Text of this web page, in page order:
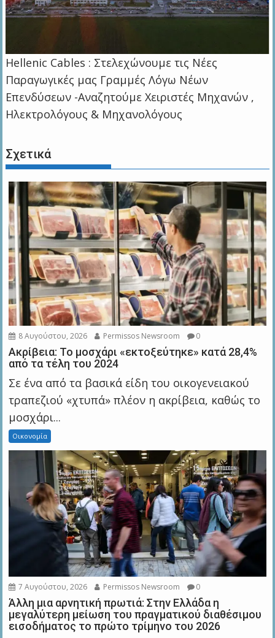
Hellenic Cables : Στελεχώνουμε τις Νέες
Παραγωγικές μας Γραμμές Λόγω Νέων
Επενδύσεων -Αναζητούμε Χειριστές Μηχανών ,
Ηλεκτρολόγους & Μηχανολόγους
Σχετικά
8 Αυγούστου, 2026 Permissos Newsroom 0
Ακρίβεια: Το μοσχάρι «εκτοξεύτηκε» κατά 28,4%
από τα τέλη του 2024
Σε ένα από τα βασικά είδη του οικογενειακού
τραπεζιού «χτυπά» πλέον η ακρίβεια, καθώς το
μοσχάρι...
Οικονομία
7 Αυγούστου, 2026 Permissos Newsroom 0
Άλλη μια αρνητική πρωτιά: Στην Ελλάδα η
μεγαλύτερη μείωση του πραγματικού διαθέσιμου
εισοδήματος το πρώτο τρίμηνο του 2026